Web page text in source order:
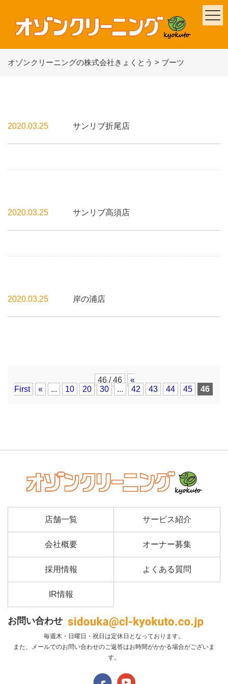
オゾンクリーニングの株式会社きょくとう > ブーツ
2020.03.25 サンリブ折尾店
2020.03.25 サンリブ高須店
2020.03.25 岸の浦店
46 / 46
«
First
« ... 10 20 30 ... 42 43 44 45 46
店舗一覧 サービス紹介
会社概要 オーナー募集
採用情報 よくある質問
IR情報
お問い合わせ
毎週木・日曜日・祝日は定休日となっております。
また、メールでのお問い合わせのご返答はお時間がかかる場合がございま
す。